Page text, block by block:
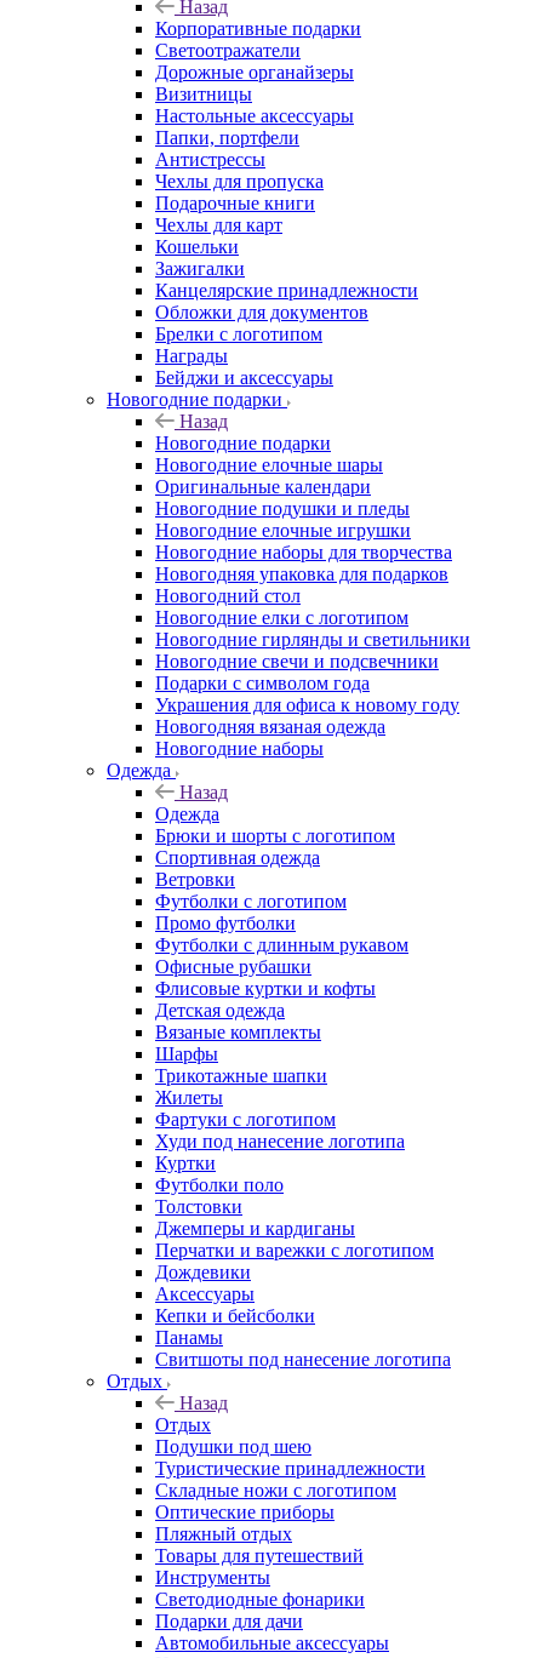
Назад
Корпоративные подарки
Светоотражатели
Дорожные органайзеры
Визитницы
Настольные аксессуары
Папки, портфели
Антистрессы
Чехлы для пропуска
Подарочные книги
Чехлы для карт
Кошельки
Зажигалки
Канцелярские принадлежности
Обложки для документов
Брелки с логотипом
Награды
Бейджи и аксессуары
Новогодние подарки
Назад
Новогодние подарки
Новогодние елочные шары
Оригинальные календари
Новогодние подушки и пледы
Новогодние елочные игрушки
Новогодние наборы для творчества
Новогодняя упаковка для подарков
Новогодний стол
Новогодние елки с логотипом
Новогодние гирлянды и светильники
Новогодние свечи и подсвечники
Подарки с символом года
Украшения для офиса к новому году
Новогодняя вязаная одежда
Новогодние наборы
Одежда
Назад
Одежда
Брюки и шорты с логотипом
Спортивная одежда
Ветровки
Футболки с логотипом
Промо футболки
Футболки с длинным рукавом
Офисные рубашки
Флисовые куртки и кофты
Детская одежда
Вязаные комплекты
Шарфы
Трикотажные шапки
Жилеты
Фартуки с логотипом
Худи под нанесение логотипа
Куртки
Футболки поло
Толстовки
Джемперы и кардиганы
Перчатки и варежки с логотипом
Дождевики
Аксессуары
Кепки и бейсболки
Панамы
Свитшоты под нанесение логотипа
Отдых
Назад
Отдых
Подушки под шею
Туристические принадлежности
Складные ножи с логотипом
Оптические приборы
Пляжный отдых
Товары для путешествий
Инструменты
Светодиодные фонарики
Подарки для дачи
Автомобильные аксессуары